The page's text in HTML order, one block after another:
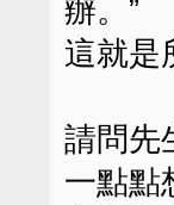
辦。”
這就是
請問先
一點點